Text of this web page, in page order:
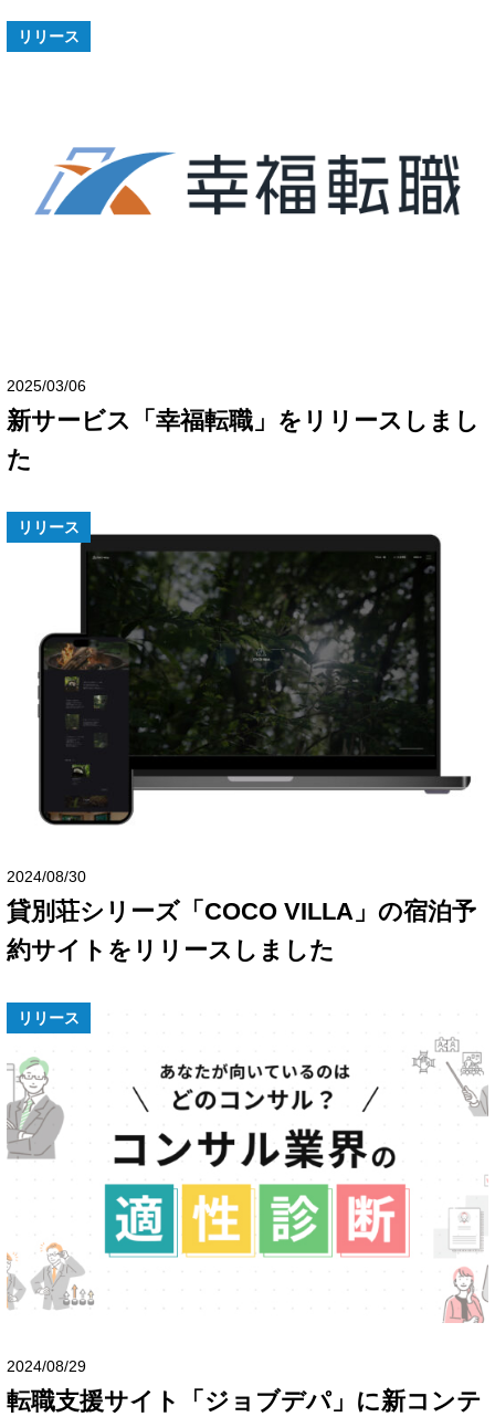
2025/03/06
新サービス「幸福転職」をリリースしまし
た
リリース
2024/08/30
貸別荘シリーズ「COCO VILLA」の宿泊予
約サイトをリリースしました
リリース
2024/08/29
転職支援サイト「ジョブデパ」に新コンテ
リリース